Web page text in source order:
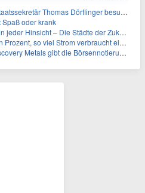
Dörflinger besucht Handwerksbetrieb im Kammerbezirk Freiburg
Spaß oder krank
Hinsicht – Die Städte der Zukunft sind grün-blau
so viel Strom verbraucht ein Aufzug im Gebäude
gibt die Börsennotierung an der Frankfurter Wertpapierbörse bekannt